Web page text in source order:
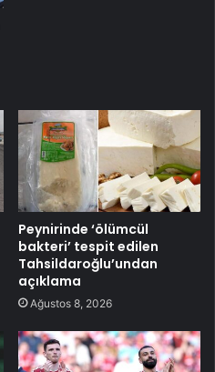
Peynirinde ‘ölümcül
bakteri’ tespit edilen
Tahsildaroğlu’undan
açıklama
Ağustos 8, 2026